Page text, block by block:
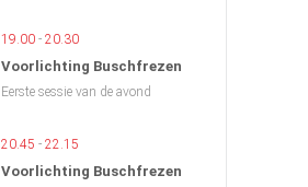
19.00 - 20.30
Voorlichting Buschfrezen
Eerste sessie van de avond
20.45 - 22.15
Voorlichting Buschfrezen